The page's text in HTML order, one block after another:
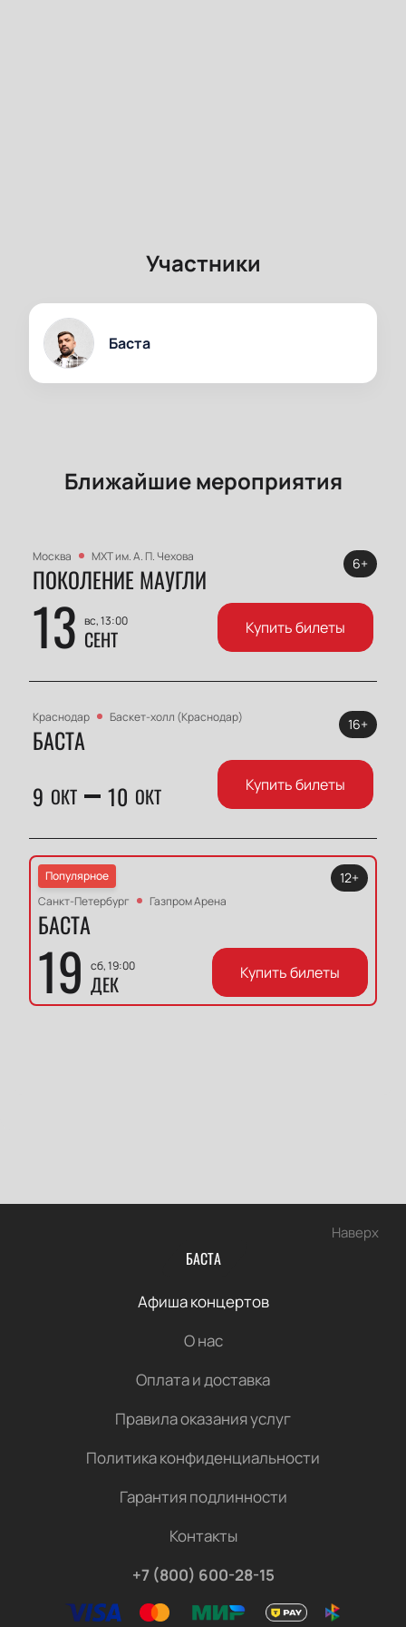
Участники
Баста
Ближайшие мероприятия
Москва МХТ им. А. П. Чехова
ПОКОЛЕНИЕ МАУГЛИ
13 вс, 13:00
СЕНТ
6+
Купить билеты
Краснодар Баскет-холл (Краснодар)
БАСТА
9 ОКТ 10 ОКТ
16+
Купить билеты
Популярное
Санкт-Петербург
Газпром Арена
БАСТА
19 сб, 19:00
ДЕК
12+
Купить билеты
Наверх
БАСТА
Афиша концертов
О нас
Оплата и доставка
Правила оказания услуг
Политика конфиденциальности
Гарантия подлинности
Контакты
+7 (800) 600-28-15